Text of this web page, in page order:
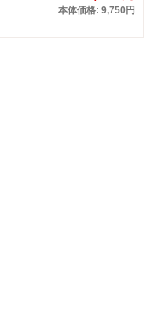
本体価格: 9,750円